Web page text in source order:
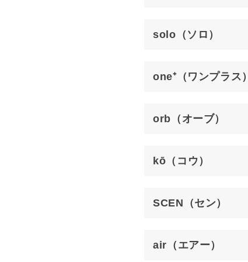
solo（ソロ）
one⁺（ワンプラス）
orb（オーブ）
kō（コウ）
SCEN（セン）
air（エアー）